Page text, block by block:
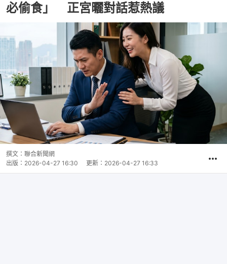
必偷食」 正宮曬對話惹熱議
撰文： 聯合新聞網
出版： 2026-04-27 16:30 更新： 2026-04-27 16:33